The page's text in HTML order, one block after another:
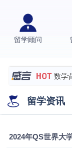
留学顾问
伯
西
硕士
数学
专科
香港
留学资讯
2024年QS世界大